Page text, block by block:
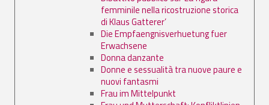
femminile nella ricostruzione storica
di Klaus Gatterer’
Die Empfaengnisverhuetung fuer
Erwachsene
Donna danzante
Donne e sessualità tra nuove paure e
nuovi fantasmi
Frau im Mittelpunkt